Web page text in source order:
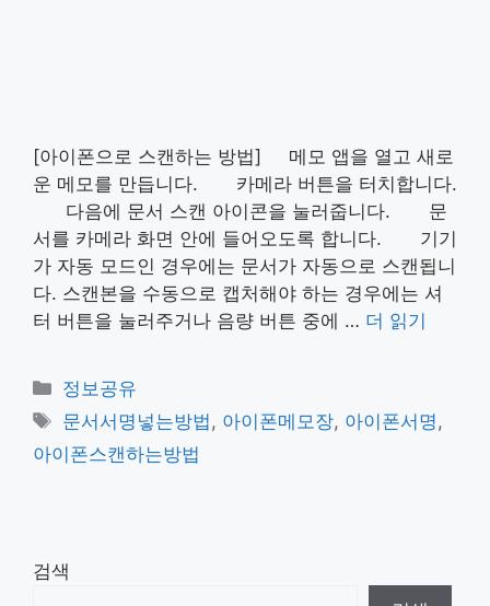
[아이폰으로 스캔하는 방법] 메모 앱을 열고 새로
운 메모를 만듭니다. 카메라 버튼을 터치합니다.
다음에 문서 스캔 아이콘을 눌러줍니다. 문
서를 카메라 화면 안에 들어오도록 합니다. 기기
가 자동 모드인 경우에는 문서가 자동으로 스캔됩니
다. 스캔본을 수동으로 캡처해야 하는 경우에는 셔
터 버튼을 눌러주거나 음량 버튼 중에 … 더 읽기
카
테
리
정보공유
태
그
문서서명넣는방법 , 아이폰메모장, 아이폰서명 ,
아이폰스캔하는방법
검색